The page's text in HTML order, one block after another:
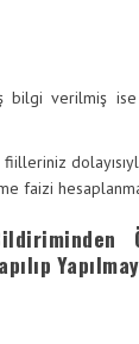
bilgi verilmiş
faizi